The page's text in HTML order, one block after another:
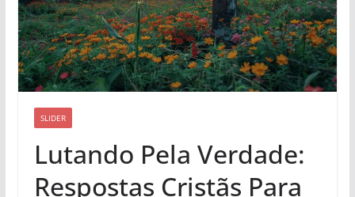
SLIDER
Lutando Pela Verdade:
Respostas Cristãs Para